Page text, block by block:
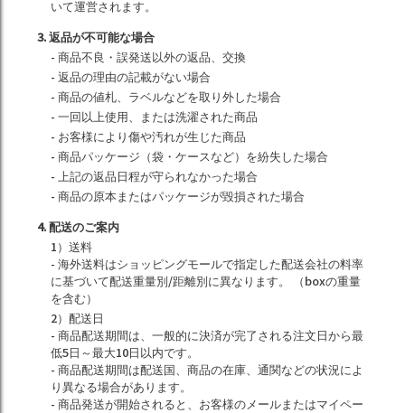
いて運営されます。
3. 返品が不可能な場合
- 商品不良・誤発送以外の返品、交換
- 返品の理由の記載がない場合
- 商品の値札、ラベルなどを取り外した場合
- 一回以上使用、または洗濯された商品
- お客様により傷や汚れが生じた商品
- 商品パッケージ（袋・ケースなど）を紛失した場合
- 上記の返品日程が守られなかった場合
- 商品の原本またはパッケージが毀損された場合
4. 配送のご案内
1）送料
- 海外送料はショッピングモールで指定した配送会社の料率
に基づいて配送重量別/距離別に異なります。 （boxの重量
を含む）
2）配送日
- 商品配送期間は、一般的に決済が完了される注文日から最
低5日～最大10日以内です。
- 商品配送期間は配送国、商品の在庫、通関などの状況によ
り異なる場合があります。
- 商品発送が開始されると、お客様のメールまたはマイペー